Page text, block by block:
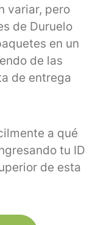
variar, pero
de Duruelo
en un
de las
de entrega
a qué
tu ID
de esta